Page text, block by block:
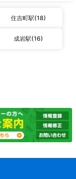
住吉町駅(18)
成岩駅(16)